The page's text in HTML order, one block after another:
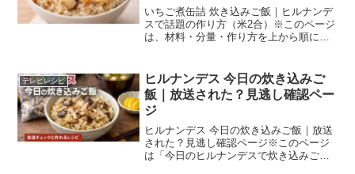
いちご煮缶詰 炊き込みご飯｜ヒルナンデ
スで話題の作り方（米2合）※このページ
は、材料・分量・作り方を上から順に見
ナンデスで見かけた「いちご煮缶で炊き
込みご飯」、米2合で...
テレビレシピ
ヒルナンデス 今日の炊き込みご
飯｜放送された？見逃し確認ペー
ジ
ヒルナンデス 今日の炊き込みご飯｜放送
された？見逃し確認ページ※このページ
は「今日のヒルナンデスで炊き込みご飯